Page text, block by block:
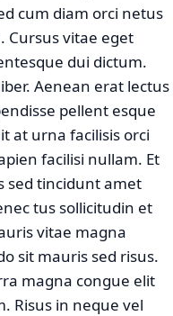
cum diam orci netus
Cursus vitae eget
dui dictum.
Aenean erat lectus
pellent esque
at urna facilisis orci
facilisi nullam. Et
sed tincidunt amet
tus sollicitudin et
vitae magna
sit mauris sed risus.
magna congue elit
Risus in neque vel